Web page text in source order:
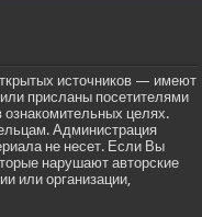
источников — имеют
присланы посетителями
целях.
Администрация
не несет. Если Вы
нарушают авторские
или организации,